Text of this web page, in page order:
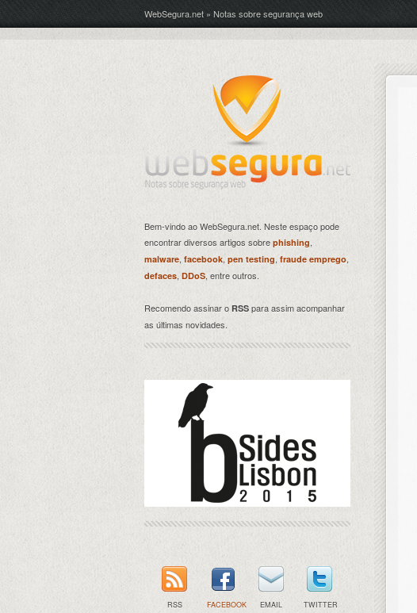
WebSegura.net » Notas sobre segurança web
Bem-vindo ao WebSegura.net. Neste espaço pode
encontrar diversos artigos sobre phishing,
malware, facebook, pen testing, fraude emprego,
defaces DDoS, entre outros.
Recomendo assinar o RSS para assim acompanhar
as últimas novidades.
RSS FACEBOOK EMAIL TWITTER